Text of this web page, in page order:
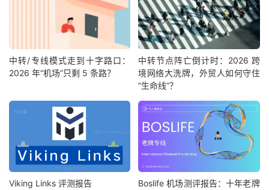
中转/专线模式走到十字路口：
2026 年“机场”只剩 5 条路？
中转节点阵亡倒计时：2026 跨
境网络大洗牌，外贸人如何守住
“生命线”？
Viking Links 评测报告
Boslife 机场测评报告：十年老牌